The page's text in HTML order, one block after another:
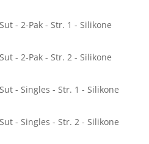
- 2-Pak - Str. 1 - Silikone
- 2-Pak - Str. 2 - Silikone
- Singles - Str. 1 - Silikone
- Singles - Str. 2 - Silikone